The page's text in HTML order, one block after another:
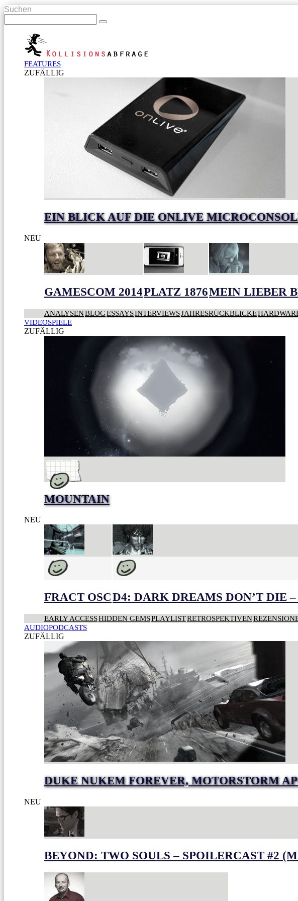
Suchen
FEATURES
ZUFÄLLIG
EIN BLICK AUF DIE ONLIVE
NEU
GAMESCOM 2014PLATZ 1876MEIN LIEBER
ANALYSENBLOGESSAYSINTERVIEWSJAHRESRÜCKBLICKE
VIDEOSPIELE
ZUFÄLLIG
MOUNTAIN
NEU
FRACT OSCD4: DARK DREAMS DON’T DIE –
EARLY ACCESSHIDDEN GEMSPLAYLISTRETROSPEKTIVEN
AUDIOPODCASTS
ZUFÄLLIG
DUKE NUKEM FOREVER, MOTORSTORM
NEU
BEYOND: TWO SOULS – SPOILERCAST #2